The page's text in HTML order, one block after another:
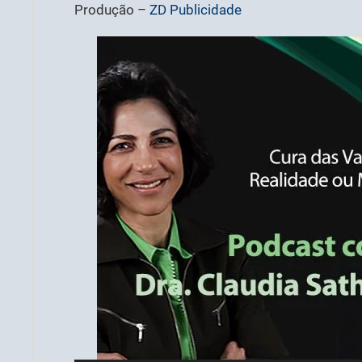
Produção – ZD Publicidade